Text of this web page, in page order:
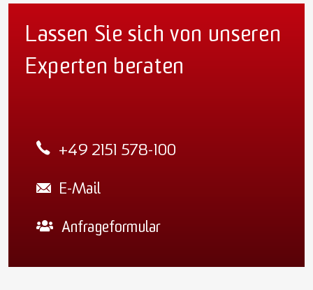
Lassen Sie sich von unseren
Experten beraten
+49 2151 578-100
E-Mail
Anfrageformular